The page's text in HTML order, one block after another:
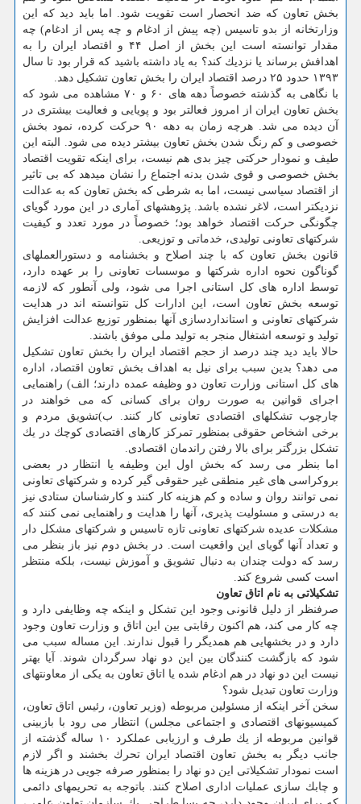
بخش تعاون كه ضد انحصار است تقویت شود. اما باید دید كه این
وزارتخانه از بدو تاسیس (چه پیش از ادغام و چه پس از ادغام) چه
مقدار توانسته است این بخش از اصل ۴۴ و اقتصاد ایران را به
اهدافش برساند یا نزدیك كند؟ به یاد داشته باشید كه قرار بود تا سال
۱۳۹۳ حدود ۲۵ درصد اقتصاد ایران را بخش تعاون تشكیل دهد.
با نگاهی به گذشته خصوصاً دهه های ۶۰ و ۷۰ مشاهده می شود كه
بخش تعاون ایران از امروز فعالتر بود و پویایی و فعالیت بیشتری در
آن دیده می شد. هرچه زمان به دهه ۹۰ حركت كرده، نمود بخش
خصوصی و كم رنگ شدن بخش تعاون بیشتر دیده می شود. البته این
طیف و نمودار حركتی چیز بدی هم نیست، برای اینكه تقویت اقتصاد
بخش خصوصی و قوی شدن بدنه اجتماع را نشان میدهد كه بی تاثیر
از اقتصاد سیاسی نیست، اما به شرطی كه بخش تعاون كه به عدالت
نزدیكتر است، لاغر نشده باشد. پژوهشهای آماری در این مورد گویای
چگونگی حركت اقتصاد خواهد بود؛ خصوصاً در مورد تعدد و كیفیت
شركتهای تعاونی تولیدی، خدماتی و توزیعی.
قانون بخش تعاون كه با چند اصلاح و بخشنامه و دستورالعملهای
گوناگون نحوه اداره شركتها و موسسات تعاونی را بر عهده دارد،
توسط اداره های كل استانی اجرا می شود، ولی آنطور كه لازمه
توسعه بخش تعاون است، این ادارات كل نتوانسته اند در هدایت
شركتهای تعاونی و استانداردسازی آنها بمنظور توزیع عدالت افزایش
تولید و توسعه اشتغال منجر به تولید ملی موفق باشند.
حالا باید دید چند درصد از حجم اقتصاد ایران را بخش تعاون تشكیل
می دهد؟ بدین سبب برای نیل به اهداف بخش تعاون اقتصاد، اداره
های كل استانی وزارت تعاون دو وظیفه عمده دارند؛ الف) راهنمایی
اجرای قوانین به صورت روان برای كسانی كه می خواهند در
چارچوب تشكلهای اقتصادی تعاونی كار كنند. ب)تشویق مردم و
برخی اشخاص حقوقی بمنظور تمركز كارهای اقتصادی كوچك در یك
تشكل بزرگتر برای بالا رفتن راندمان اقتصادی.
اما بنظر می رسد كه بخش اول این وظیفه یا انتظار در بعضی
بروكراسی های غیر منطقی غیر حقوقی گیر كرده و شركتهای تعاونی
نمی توانند روان و ساده و كم هزینه كار كنند و كارشناسان ستادی نیز
به درستی و مسئولیت پذیری، آنها را هدایت و راهنمایی نمی كنند كه
مشكلات عدیده شركتهای تعاونی تازه تاسیس و شركتهای مشكل دار
و تعداد آنها گویای این واقعیت است. در بخش دوم نیز باز بنظر می
رسد كه دولت چندان به دنبال تشویق و آموزش نیست، بلكه منتظر
است كسی شروع كند.
تشكیلاتی به نام اتاق تعاون
صرفنظر از دلیل قانونی وجود این تشكل و اینكه چه وظایفی دارد و
چه كار می كند، هم اكنون رقابتی بین این اتاق و وزارت تعاون وجود
دارد و در بخشهایی هم همدیگر را قبول ندارند. این مساله سبب می
شود كه بازگشت كنندگان بین این دو نهاد سرگردان شوند. آیا بهتر
نیست این دو نهاد در هم ادغام شده یا اتاق تعاون به یكی از معاونتهای
وزارت تعاون تبدیل شود؟
سخن آخر اینكه از مسئولین مربوطه (وزیر تعاون، رئیس اتاق تعاون،
كمیسیونهای اقتصادی و اجتماعی مجلس) انتظار می رود با بازبینی
قوانین مربوطه از یك طرف و ارزیابی عملكرد ۱۰ ساله گذشته از
جانب دیگر به بخش تعاون اقتصاد ایران تحرك بخشند و اگر لازم
است نمودار تشكیلاتی این دو نهاد را بمنظور صرفه جویی در هزینه ها
و چابك سازی عملیات اداری اصلاح كنند. باتوجه به تحریمهای دائمی